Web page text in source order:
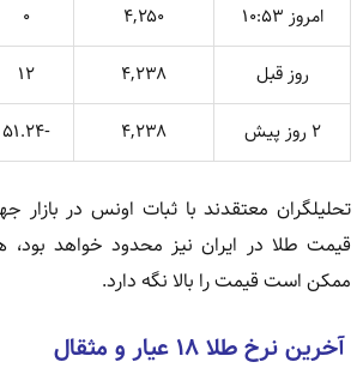
امروز ۱۰:۵۳
۴,۲۵۰ ۰
روز قبل
۴,۲۳۸ ۱۲
۲ روز پیش
۴,۲۳۸ -۵۱.۲۴
تحلیلگران معتقدند با ثبات اونس در بازار
قیمت طلا در ایران نیز محدود خواهد بود،
ممکن است قیمت را بالا نگه دارد.
آخرین نرخ طلا ۱۸ عیار و مثقال